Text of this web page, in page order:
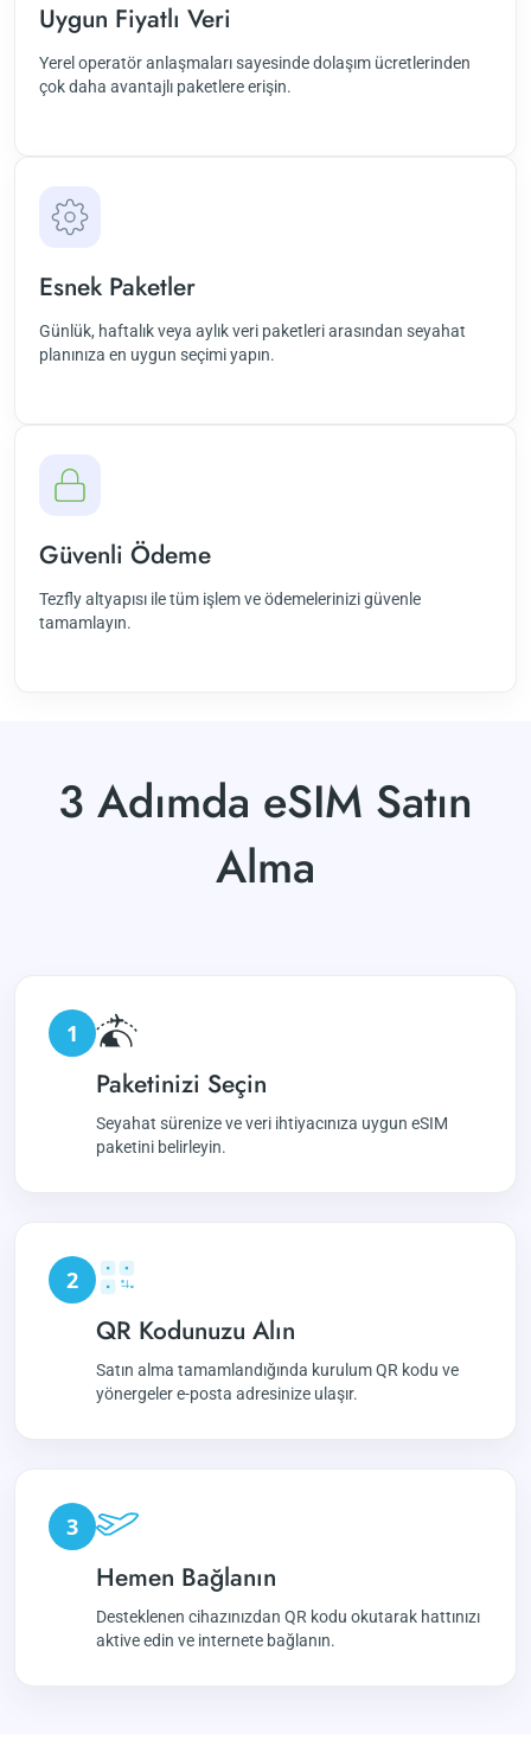
Uygun Fiyatlı Veri
Yerel operatör anlaşmaları sayesinde dolaşım ücretlerinden
çok daha avantajlı paketlere erişin.
Esnek Paketler
Günlük, haftalık veya aylık veri paketleri arasından seyahat
planınıza en uygun seçimi yapın.
Güvenli Ödeme
Tezfly altyapısı ile tüm işlem ve ödemelerinizi güvenle
tamamlayın.
3 Adımda eSIM Satın
Alma
1
Paketinizi Seçin
Seyahat sürenize ve veri ihtiyacınıza uygun eSIM
paketini belirleyin.
2
QR Kodunuzu Alın
Satın alma tamamlandığında kurulum QR kodu ve
yönergeler e-posta adresinize ulaşır.
3
Hemen Bağlanın
Desteklenen cihazınızdan QR kodu okutarak hattınızı
aktive edin ve internete bağlanın.